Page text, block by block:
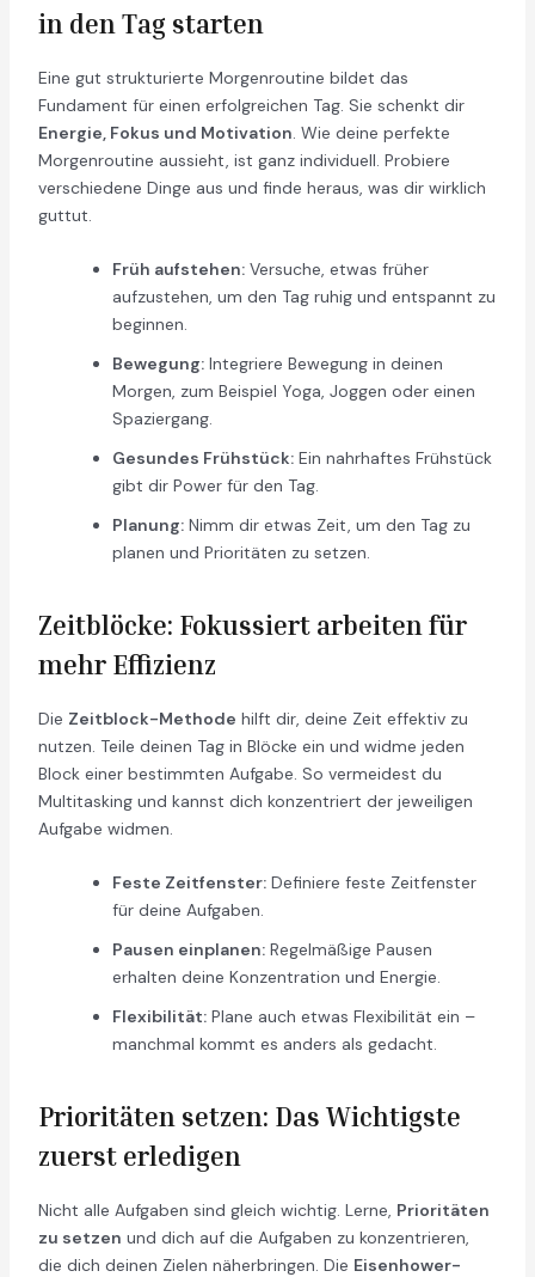
in den Tag starten
Eine gut strukturierte Morgenroutine bildet das
Fundament für einen erfolgreichen Tag. Sie schenkt dir
Energie, Fokus und Motivation. Wie deine perfekte
Morgenroutine aussieht, ist ganz individuell. Probiere
verschiedene Dinge aus und finde heraus, was dir wirklich
guttut.
Früh aufstehen:Versuche, etwas früher
aufzustehen, um den Tag ruhig und entspannt zu
beginnen.
Bewegung:Integriere Bewegung in deinen
Morgen, zum Beispiel Yoga, Joggen oder einen
Spaziergang.
Gesundes Frühstück:Ein nahrhaftes Frühstück
gibt dir Power für den Tag.
Planung:Nimm dir etwas Zeit, um den Tag zu
planen und Prioritäten zu setzen.
Zeitblöcke: Fokussiert arbeiten für
mehr Effizienz
Die Zeitblock-Methode hilft dir, deine Zeit effektiv zu
nutzen. Teile deinen Tag in Blöcke ein und widme jeden
Block einer bestimmten Aufgabe. So vermeidest du
Multitasking und kannst dich konzentriert der jeweiligen
Aufgabe widmen.
Feste Zeitfenster:Definiere feste Zeitfenster
für deine Aufgaben.
Pausen einplanen:Regelmäßige Pausen
erhalten deine Konzentration und Energie.
Flexibilität:Plane auch etwas Flexibilität ein –
manchmal kommt es anders als gedacht.
Prioritäten setzen: Das Wichtigste
zuerst erledigen
Nicht alle Aufgaben sind gleich wichtig. Lerne, Prioritäten
zu setzen und dich auf die Aufgaben zu konzentrieren,
die dich deinen Zielen näherbringen. Die Eisenhower-